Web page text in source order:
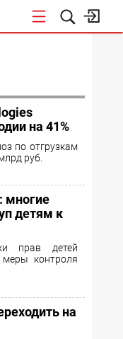
на 41%
по отгрузкам
руб.
многие
детям к
прав детей
контроля
на